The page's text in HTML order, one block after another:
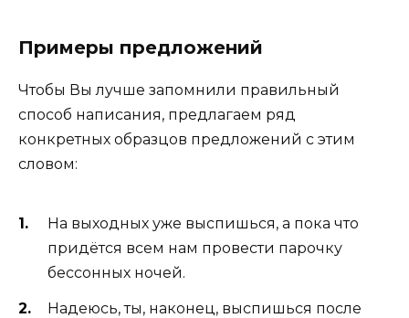
Примеры предложений
Чтобы Вы лучше запомнили правильный
способ написания, предлагаем ряд
конкретных образцов предложений с этим
словом:
На выходных уже выспишься, а пока что
придётся всем нам провести парочку
бессонных ночей.
Надеюсь, ты, наконец, выспишься после